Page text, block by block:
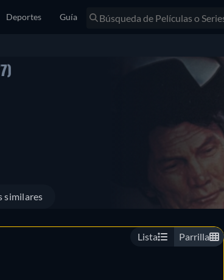
Deportes Guía
similares
Lista Parrilla